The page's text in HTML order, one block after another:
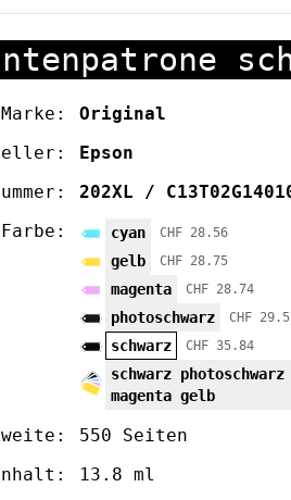
Marke:
Original
Epson
202XL /
Farbe:
cyan CHF 28.56
gelb CHF 28.75
magenta CHF 28.74
photoschwarz CHF
schwarz CHF 35.84
schwarz photoschwarz
magenta gelb
550 Seiten
13.8 ml